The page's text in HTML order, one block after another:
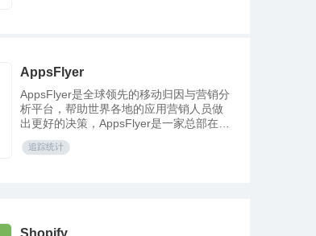
AppsFlyer
AppsFlyer是全球领先的移动归因与营销分
析平台，帮助世界各地的应用营销人员做
出更好的决策，AppsFlyer是一家总部在以
色列的创业公司，专注于移动广告效果监
控和数据分析。基于几家第三方公司的评
追踪统计
Shopify